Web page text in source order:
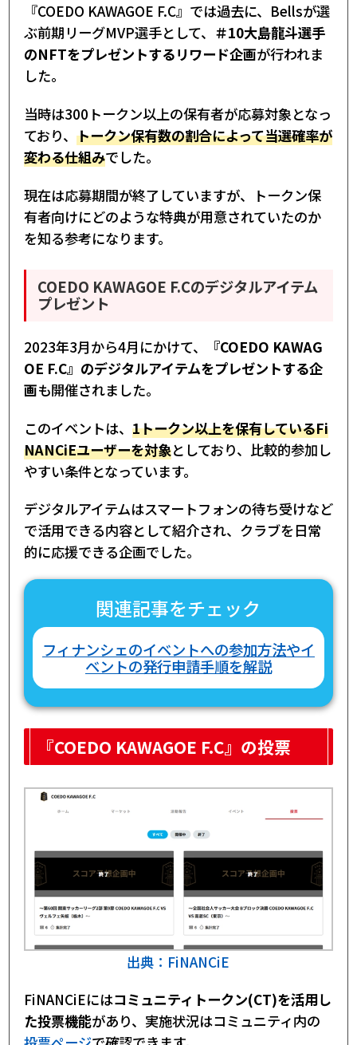
『COEDO KAWAGOE F.C』では過去に、Bellsが選
ぶ前期リーグMVP選手として、 ＃10大島龍斗選手
のNFTをプレゼントするリワード企画が行われま
した。
当時は300トークン以上の保有者が応募対象となっ
ており、 トークン保有数の割合によって当選確率が
変わる仕組みでした。
現在は応募期間が終了していますが、トークン保
有者向けにどのような特典が用意されていたのか
を知る参考になります。
COEDO KAWAGOE F.Cのデジタルアイテム
プレゼント
2023年3月から4月にかけて、
『COEDO KAWAG
OE F.C』のデジタルアイテムをプレゼントする企
画も開催されました。
このイベントは、 1トークン以上を保有しているFi
NANCiEユーザーを対象としており、比較的参加し
やすい条件となっています。
デジタルアイテムはスマートフォンの待ち受けなど
で活用できる内容として紹介され、クラブを日常
的に応援できる企画でした。
関連記事をチェック
フィナンシェのイベントへの参加方法やイ
ベントの発行申請手順を解説
『COEDO KAWAGOE F.C』の投票
出典：FiNANCiE
FiNANCiEにはコミュニティトークン(CT)を活用し
た投票機能があり、実施状況はコミュニティ内の